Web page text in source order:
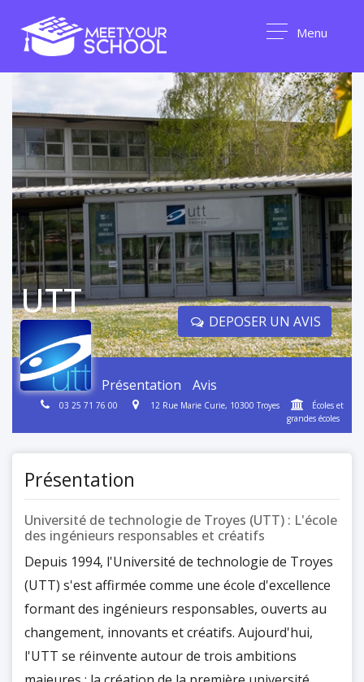
Menu
DEPOSER UN AVIS
UTT
Présentation Avis
03 25 71 76 00 12 Rue Marie Curie, 10300 Troyes
Écoles et
grandes écoles
Présentation
Université de technologie de Troyes (UTT) : L'école
des ingénieurs responsables et créatifs
Depuis 1994, l'Université de technologie de Troyes
(UTT) s'est affirmée comme une école d'excellence
formant des ingénieurs responsables, ouverts au
changement, innovants et créatifs. Aujourd'hui,
l'UTT se réinvente autour de trois ambitions